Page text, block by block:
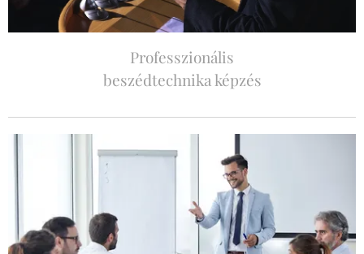
Professzionális
beszédtechnika képzés